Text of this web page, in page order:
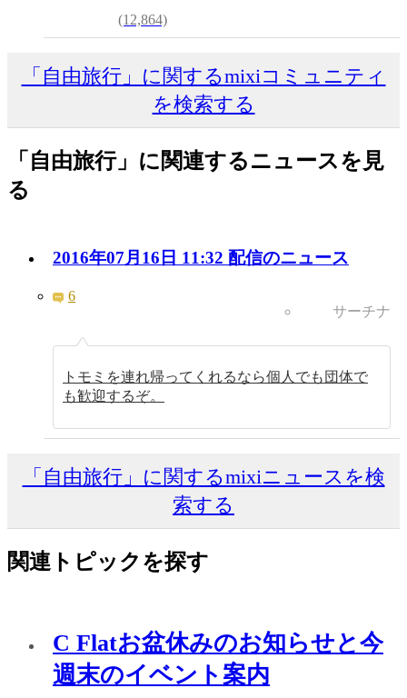
(12,864)
「自由旅行」に関するmixiコミュニティ
を検索する
「自由旅行」に関連するニュースを見
る
2016年07月16日 11:32 配信のニュース
6
サーチナ
トモミを連れ帰ってくれるなら個人でも団体で
も歓迎するぞ。
「自由旅行」に関するmixiニュースを検
索する
関連トピックを探す
C Flatお盆休みのお知らせと今
週末のイベント案内